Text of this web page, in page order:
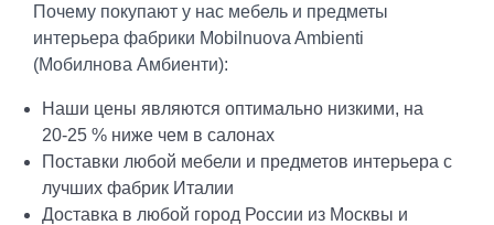
Почему покупают у нас мебель и предметы
интерьера фабрики Mobilnuova Ambienti
(Мобилнова Амбиенти):
Наши цены являются оптимально низкими, на
20-25 % ниже чем в салонах
Поставки любой мебели и предметов интерьера с
лучших фабрик Италии
Доставка в любой город России из Москвы и